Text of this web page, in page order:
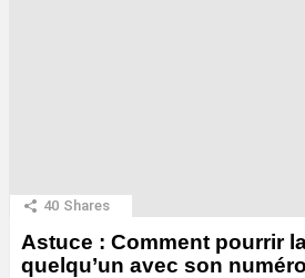
40 Shares
Astuce : Comment pourrir
quelqu’un avec son